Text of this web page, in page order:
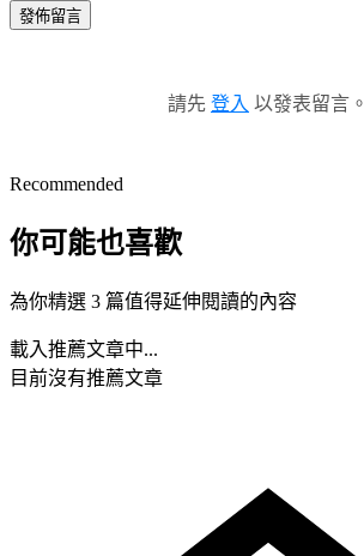
發佈留言
請先 登入 以發表留言。
Recommended
你可能也喜歡
為你精選 3 篇值得延伸閱讀的內容
載入推薦文章中...
目前沒有推薦文章